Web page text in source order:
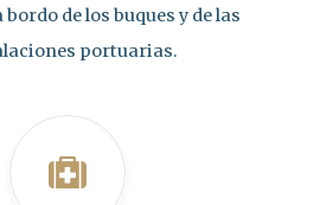
de los buques y de las
portuarias.